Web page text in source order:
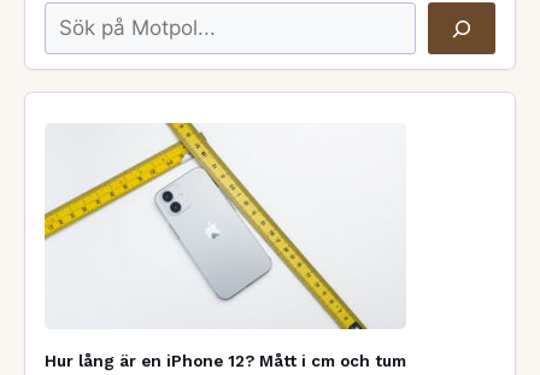
Sök
Hur lång är en iPhone 12? Mått i cm och tum